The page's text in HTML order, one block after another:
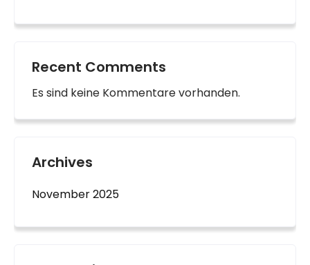
Recent Comments
Es sind keine Kommentare vorhanden.
Archives
November 2025